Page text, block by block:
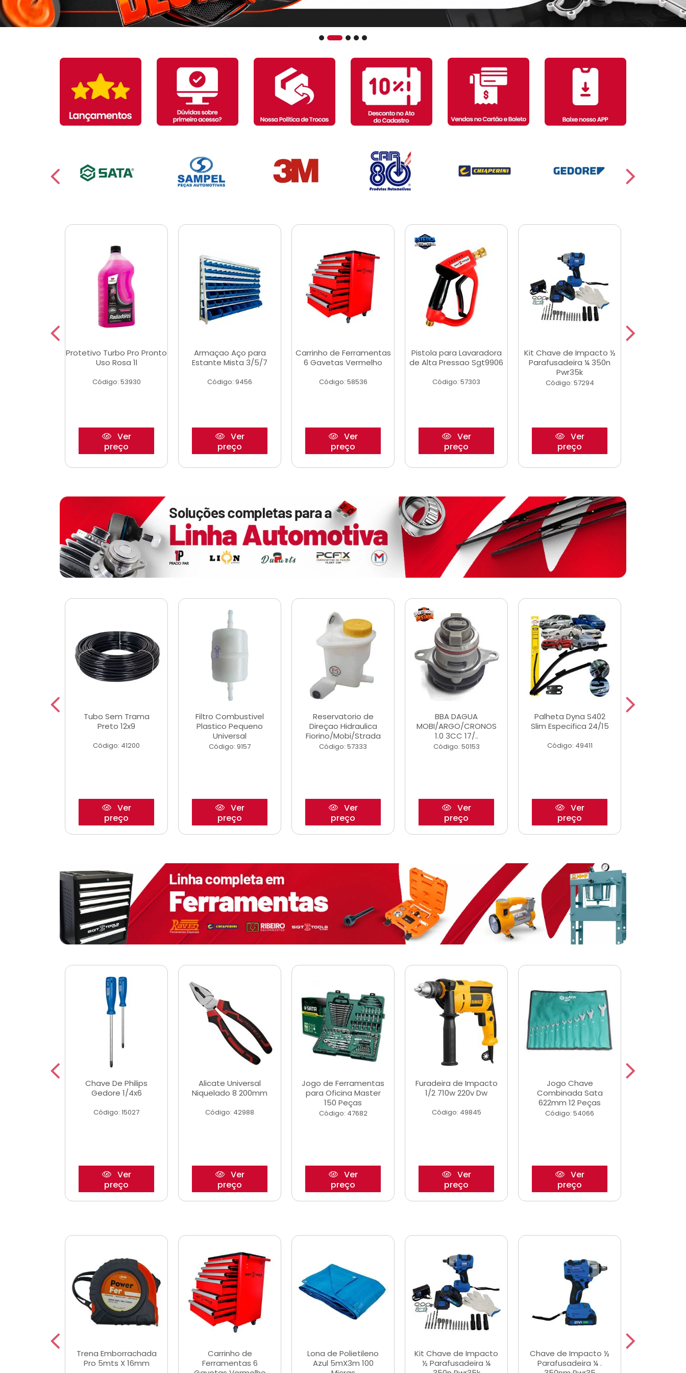
Protetivo Turbo Pro Pronto
Uso Rosa 1l
Código: 53930
Ver
preço
Armaçao Aço para
Estante Mista 3/5/7
Código: 9456
Ver
preço
Carrinho de Ferramentas
6 Gavetas Vermelho
Código: 58536
Ver
preço
Pistola para Lavaradora
de Alta Pressao Sgt9906
Código: 57303
Ver
preço
Kit Chave de Impacto ½
Parafusadeira ¼ 350n
Pwr35k
Código: 57294
Ver
preço
Tubo Sem Trama
Preto 12x9
Código: 41200
Ver
preço
Filtro Combustivel
Plastico Pequeno
Universal
Código: 9157
Ver
preço
Reservatorio de
Direçao Hidraulica
Fiorino/Mobi/Strada
Código: 57333
Ver
preço
BBA DAGUA
MOBI/ARGO/CRONOS
1.0 3CC 17/..
Código: 50153
Ver
preço
Palheta Dyna S402
Slim Especifica 24/15
Código: 49411
Ver
preço
Chave De Philips
Gedore 1/4x6
Código: 15027
Ver
preço
Alicate Universal
Niquelado 8 200mm
Código: 42988
Ver
preço
Jogo de Ferramentas
para Oficina Master
150 Peças
Código: 47682
Ver
preço
Furadeira de Impacto
1/2 710w 220v Dw
Código: 49845
Ver
preço
Jogo Chave
Combinada Sata
622mm 12 Peças
Código: 54066
Ver
preço
Trena Emborrachada
Pro 5mts X 16mm
Carrinho de
Ferramentas 6
Lona de Polietileno
Azul 5mX3m 100
Kit Chave de Impacto
½ Parafusadeira ¼
Chave de Impacto ½
Parafusadeira ¼ .